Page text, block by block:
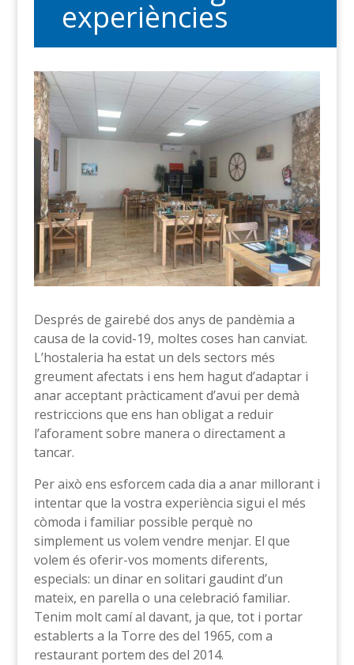
experiències
Després de gairebé dos anys de pandèmia a
causa de la covid-19, moltes coses han canviat.
L’hostaleria ha estat un dels sectors més
greument afectats i ens hem hagut d’adaptar i
anar acceptant pràcticament d’avui per demà
restriccions que ens han obligat a reduir
l’aforament sobre manera o directament a
tancar.
Per això ens esforcem cada dia a anar millorant i
intentar que la vostra experiència sigui el més
còmoda i familiar possible perquè no
simplement us volem vendre menjar. El que
volem és oferir-vos moments diferents,
especials: un dinar en solitari gaudint d’un
mateix, en parella o una celebració familiar.
Tenim molt camí al davant, ja que, tot i portar
establerts a la Torre des del 1965, com a
restaurant portem des del 2014.